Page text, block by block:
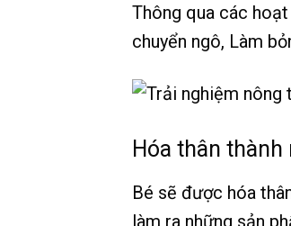
Thông qua các
chuyển ngô, Làm
Hóa thân
Bé sẽ được hóa
làm ra những sản